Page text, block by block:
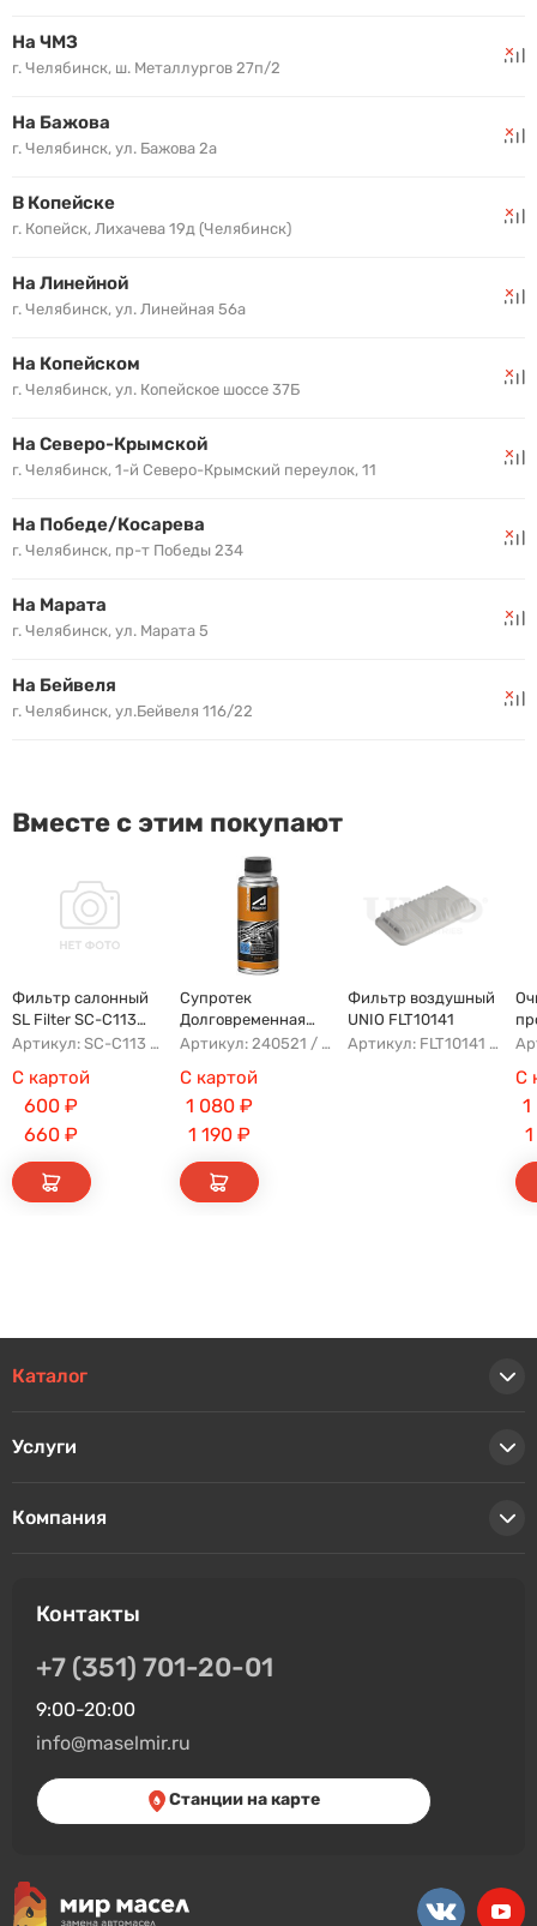
На ЧМЗ
г. Челябинск, ш. Металлургов 27п/2
На Бажова
г. Челябинск, ул. Бажова 2а
В Копейске
г. Копейск, Лихачева 19д (Челябинск)
На Линейной
г. Челябинск, ул. Линейная 56а
На Копейском
г. Челябинск, ул. Копейское шоссе 37Б
На Северо-Крымской
г. Челябинск, 1-й Северо-Крымский переулок, 11
На Победе/Косарева
г. Челябинск, пр-т Победы 234
На Марата
г. Челябинск, ул. Марата 5
На Бейвеля
г. Челябинск, ул.Бейвеля 116/22
Вместе с этим покупают
Фильтр салонный
SL Filter SC-C113
(AG779CF)
Артикул: SC-C113 AFW1107 8104400XKZ96A AG779CF
С картой
600 ₽
660 ₽
Супротек
Долговременная
Промывка
Артикул: 240521 / 122929
С картой
1 080₽
1 190₽
Фильтр воздушный
UNIO FLT10141
Артикул: FLT10141 AFAD087 AG302ECO AP142/3
С
1
Каталог
Услуги
Компания
Контакты
+7 (351) 701-20-01
9:00-20:00
info@maselmir.ru
Станции на карте